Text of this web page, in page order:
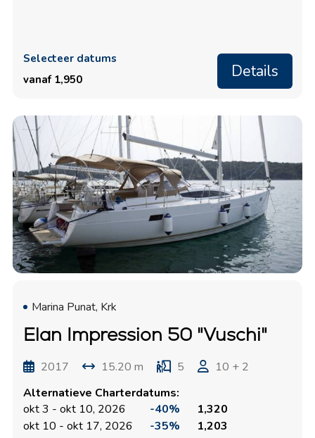
Selecteer datums
vanaf 1,950
Details
Marina Punat, Krk
Elan Impression 50 "Vuschi"
2017 15.20 m 5
10 + 2
Alternatieve Charterdatums:
okt 3 - okt 10, 2026
-40%
1,320
okt 10 - okt 17, 2026
-35% 1,203